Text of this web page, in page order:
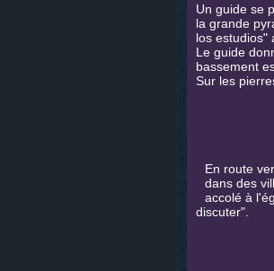
Un guide se
la grande
los estudios"
Le guide
bassement
Sur les
En route
dans des
accolé à
discuter".